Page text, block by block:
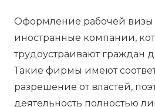
Оформление рабочей
иностранные компании,
трудоустраивают граждан
Такие фирмы имеют
разрешение от властей,
деятельность полностью